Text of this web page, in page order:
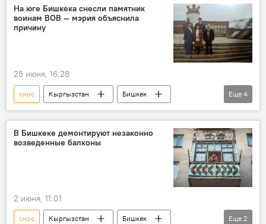
памятник
история
здание
законопроект
архитектура
На юге Бишкека снесли памятник
воинам ВОВ — мэрия объяснила
причину
25 июня, 16:28
снос Кыргызстан
Бишкек
памятник
демонтаж
Великая Отечественная война
мэрия
Еще 4
В Бишкеке демонтируют незаконно
возведенные балконы
2 июня, 11:01
снос Кыргызстан
Бишкек
Еще 2